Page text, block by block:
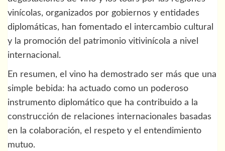
vinícolas, organizados por gobiernos y entidades
diplomáticas, han fomentado el intercambio cultural
y la promoción del patrimonio vitivinícola a nivel
internacional.
En resumen, el vino ha demostrado ser más que una
simple bebida: ha actuado como un poderoso
instrumento diplomático que ha contribuido a la
construcción de relaciones internacionales basadas
en la colaboración, el respeto y el entendimiento
mutuo.